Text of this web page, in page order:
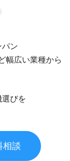
パン
幅広い業種から
びを
相談